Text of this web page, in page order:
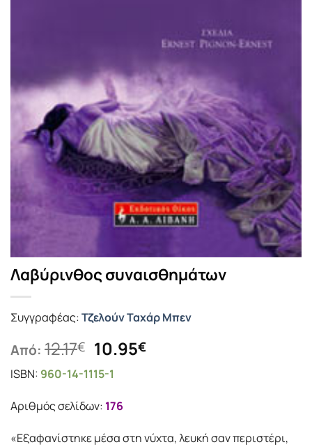
Λαβύρινθος συναισθημάτων
Συγγραφέας:Τζελούν Ταχάρ Μπεν
Από: 12.17€ Original
price
was:
12.17€.
10.95€Η
ISBN: 960-14-1115-1
Αριθμός σελίδων: 176
«Εξαφανίστηκε μέσα στη νύχτα, λευκή σαν περιστέρι,